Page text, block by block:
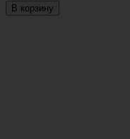
В корзину